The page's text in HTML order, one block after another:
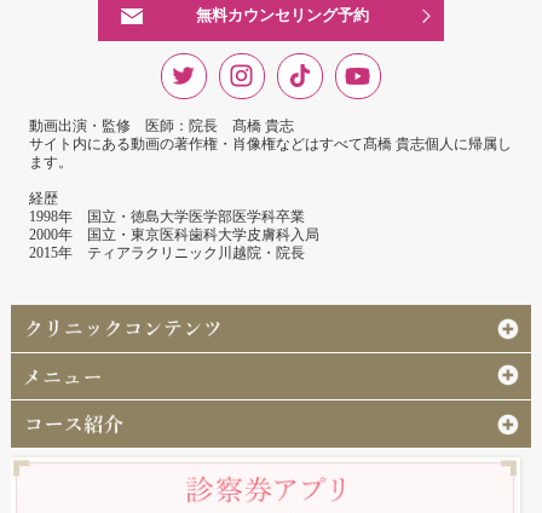
無料カウンセリング予約
動画出演・監修 医師：院長 髙橋 貴志
サイト内にある動画の著作権・肖像権などはすべて髙橋 貴志個人に帰属し
ます。
経歴
1998年 国立・徳島大学医学部医学科卒業
2000年 国立・東京医科歯科大学皮膚科入局
2015年 ティアラクリニック川越院・院長